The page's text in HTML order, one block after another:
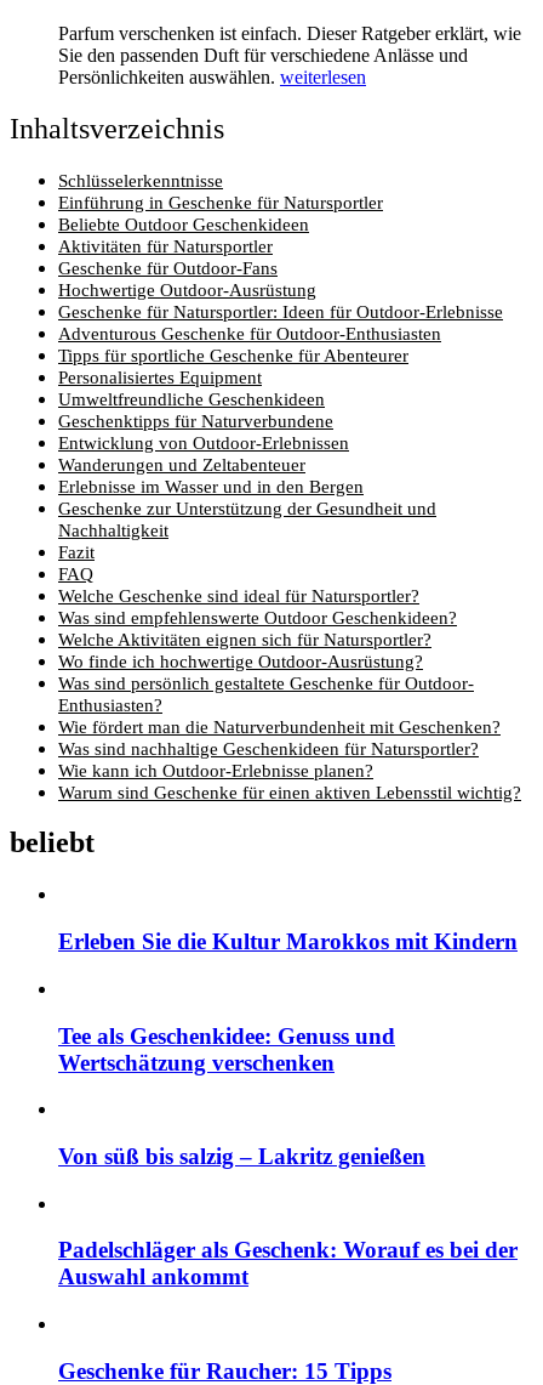
Parfum verschenken ist einfach. Dieser Ratgeber erklärt, wie
Sie den passenden Duft für verschiedene Anlässe und
Persönlichkeiten auswählen. weiterlesen
Inhaltsverzeichnis
Schlüsselerkenntnisse
Einführung in Geschenke für Natursportler
Beliebte Outdoor Geschenkideen
Aktivitäten für Natursportler
Geschenke für Outdoor-Fans
Hochwertige Outdoor-Ausrüstung
Geschenke für Natursportler: Ideen für Outdoor-Erlebnisse
Adventurous Geschenke für Outdoor-Enthusiasten
Tipps für sportliche Geschenke für Abenteurer
Personalisiertes Equipment
Umweltfreundliche Geschenkideen
Geschenktipps für Naturverbundene
Entwicklung von Outdoor-Erlebnissen
Wanderungen und Zeltabenteuer
Erlebnisse im Wasser und in den Bergen
Geschenke zur Unterstützung der Gesundheit und
Nachhaltigkeit
Fazit
FAQ
Welche Geschenke sind ideal für Natursportler?
Was sind empfehlenswerte Outdoor Geschenkideen?
Welche Aktivitäten eignen sich für Natursportler?
Wo finde ich hochwertige Outdoor-Ausrüstung?
Was sind persönlich gestaltete Geschenke für Outdoor-
Enthusiasten?
Wie fördert man die Naturverbundenheit mit Geschenken?
Was sind nachhaltige Geschenkideen für Natursportler?
Wie kann ich Outdoor-Erlebnisse planen?
Warum sind Geschenke für einen aktiven Lebensstil wichtig?
beliebt
Erleben Sie die Kultur Marokkos mit Kindern
Tee als Geschenkidee: Genuss und
Wertschätzung verschenken
Von süß bis salzig – Lakritz genießen
Padelschläger als Geschenk: Worauf es bei der
Auswahl ankommt
Geschenke für Raucher: 15 Tipps